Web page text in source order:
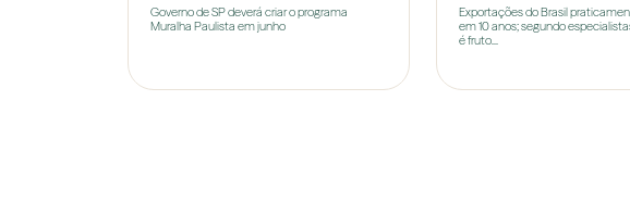
Governo de SP deverá criar o programa
Muralha Paulista em junho
Exportações do Brasil
em 10 anos; segundo
é fruto...